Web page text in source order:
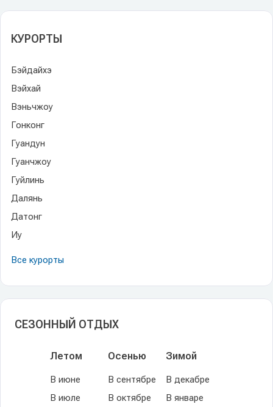
КУРОРТЫ
Бэйдайхэ
Вэйхай
Вэньчжоу
Гонконг
Гуандун
Гуанчжоу
Гуйлинь
Далянь
Датонг
Иу
Все курорты
СЕЗОННЫЙ ОТДЫХ
Летом
В июне
В июле
Осенью
В сентябре
В октябре
Зимой
В декабре
В январе